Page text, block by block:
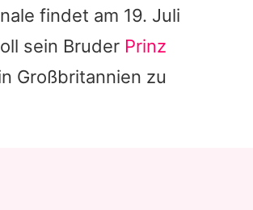
findet am 19. Juli
sein Bruder Prinz
Großbritannien zu